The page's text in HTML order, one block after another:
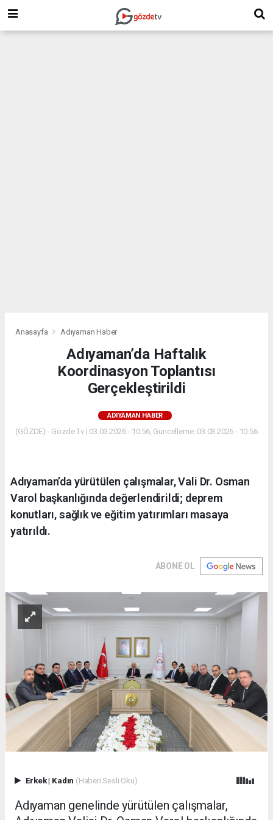
Anasayfa Adıyaman Haber
Adıyaman’da Haftalık
Koordinasyon Toplantısı
Gerçekleştirildi
ADIYAMAN HABER
(GÖZDE) - Gözde Tv | 03.03.2026 - 10:56, Güncelleme: 03.03.2026 - 10:56
Adıyaman’da yürütülen çalışmalar, Vali Dr. Osman
Varol başkanlığında değerlendirildi; deprem
konutları, sağlık ve eğitim yatırımları masaya
yatırıldı.
ABONE OL
Erkek| Kadın (Haberi Sesli Oku)
Adıyaman genelinde yürütülen çalışmalar,